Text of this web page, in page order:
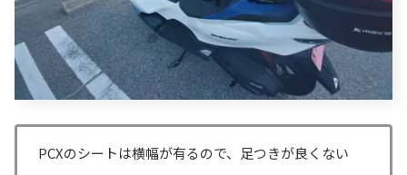
PCXのシートは横幅が有るので、足つきが良くない